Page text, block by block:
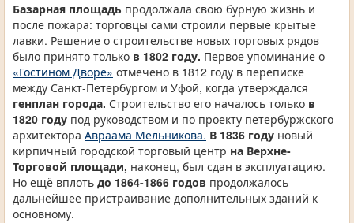
Базарная площадь продолжала свою бурную жизнь и
после пожара: торговцы сами строили первые крытые
лавки. Решение о строительстве новых торговых рядов
было принято только в 1802 году. Первое упоминание о
«Гостином Дворе» отмечено в 1812 году в переписке
между Санкт-Петербургом и Уфой, когда утверждался
генплан города. Строительство его началось только в
1820 году под руководством и по проекту петербуржского
архитектора Авраама Мельникова. В 1836 году новый
кирпичный городской торговый центр на Верхне-
Торговой площади, наконец, был сдан в эксплуатацию.
Но ещё вплоть до 1864-1866 годов продолжалось
дальнейшее пристраивание дополнительных зданий к
основному.